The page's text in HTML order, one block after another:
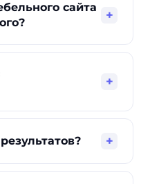
сайта
+
чек и большой
внимания
оптимизацию
и доверие, а не
+
и запросы, где
и
доверие
площадки.
+
и трафику